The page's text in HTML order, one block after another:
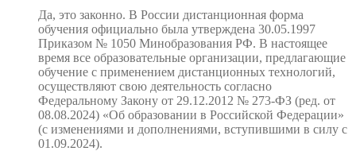
Да, это законно. В России дистанционная форма
обучения официально была утверждена 30.05.1997
Приказом № 1050 Минобразования РФ. В настоящее
время все образовательные организации, предлагающие
обучение с применением дистанционных технологий,
осуществляют свою деятельность согласно
Федеральному Закону от 29.12.2012 № 273-ФЗ (ред. от
08.08.2024) «Об образовании в Российской Федерации»
(с изменениями и дополнениями, вступившими в силу с
01.09.2024).